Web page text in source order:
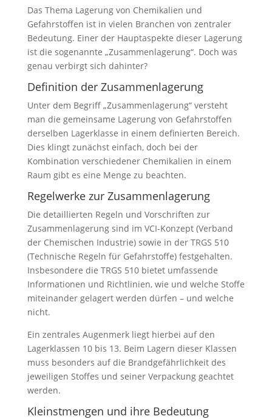
Das Thema Lagerung von Chemikalien und
Gefahrstoffen ist in vielen Branchen von zentraler
Bedeutung. Einer der Hauptaspekte dieser Lagerung
ist die sogenannte „Zusammenlagerung“. Doch was
genau verbirgt sich dahinter?
Definition der Zusammenlagerung
Unter dem Begriff „Zusammenlagerung“ versteht
man die gemeinsame Lagerung von Gefahrstoffen
derselben Lagerklasse in einem definierten Bereich.
Dies klingt zunächst einfach, doch bei der
Kombination verschiedener Chemikalien in einem
Raum gibt es eine Menge zu beachten.
Regelwerke zur Zusammenlagerung
Die detaillierten Regeln und Vorschriften zur
Zusammenlagerung sind im VCI-Konzept (Verband
der Chemischen Industrie) sowie in der TRGS 510
(Technische Regeln für Gefahrstoffe) festgehalten.
Insbesondere die TRGS 510 bietet umfassende
Informationen und Richtlinien, wie und welche Stoffe
miteinander gelagert werden dürfen – und welche
nicht.
Ein zentrales Augenmerk liegt hierbei auf den
Lagerklassen 10 bis 13. Beim Lagern dieser Klassen
muss besonders auf die Brandgefährlichkeit des
jeweiligen Stoffes und seiner Verpackung geachtet
werden.
Kleinstmengen und ihre Bedeutung